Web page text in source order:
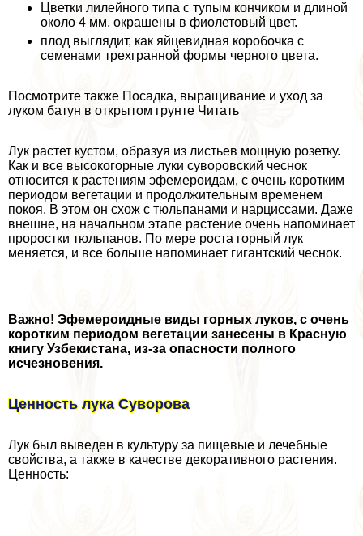
Цветки лилейного типа с тупым кончиком и длиной
около 4 мм, окрашены в фиолетовый цвет.
плод выглядит, как яйцевидная коробочка с
семенами трехгранной формы черного цвета.
Посмотрите также Посадка, выращивание и уход за
луком батун в открытом грунте Читать
Лук растет кустом, образуя из листьев мощную розетку.
Как и все высокогорные луки суворовский чеснок
относится к растениям эфемероидам, с очень коротким
периодом вегетации и продолжительным временем
покоя. В этом он схож с тюльпанами и нарциссами. Даже
внешне, на начальном этапе растение очень напоминает
проростки тюльпанов. По мере роста горный лук
меняется, и все больше напоминает гигантский чеснок.
Важно! Эфемероидные виды горных луков, с очень
коротким периодом вегетации занесены в Красную
книгу Узбекистана, из-за опасности полного
исчезновения.
Ценность лука Суворова
Лук был выведен в культуру за пищевые и лечебные
свойства, а также в качестве декоративного растения.
Ценность: